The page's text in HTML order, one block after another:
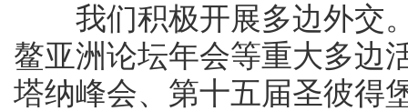
我们积极开展多边外交。
鳌亚洲论坛年会等重大多边
塔纳峰会、第十五届圣彼得